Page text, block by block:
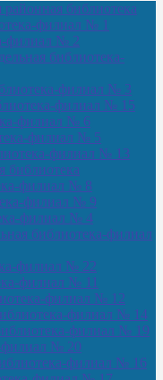
библиотека
филиал № 1
филиал № 2
библиотека-
филиал № 3
филиал № 15
филиал № 6
филиал № 5
филиал № 13
библиотека
филиал № 8
филиал № 9
филиал № 4
библиотека-филиал
филиал № 22
филиал № 11
филиал № 12
филиал № 14
филиал № 19
филиал № 20
филиал № 16